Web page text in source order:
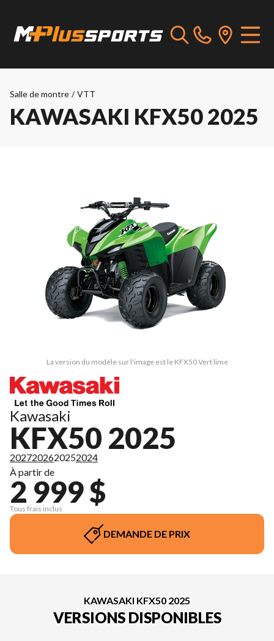
Salle de montre / VTT
KAWASAKI KFX50 2025
La version du modèle sur l'image est le KFX50 Vert lime
Kawasaki
KFX50 2025
2027202620252024
À partir de
2 999 $
Tous frais inclus
DEMANDE DE PRIX
KAWASAKI KFX50 2025
VERSIONS DISPONIBLES